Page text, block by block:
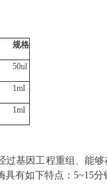
规格
50ul
1ml
1ml
过基因工程重组 、 能够
有如下特点：5~15